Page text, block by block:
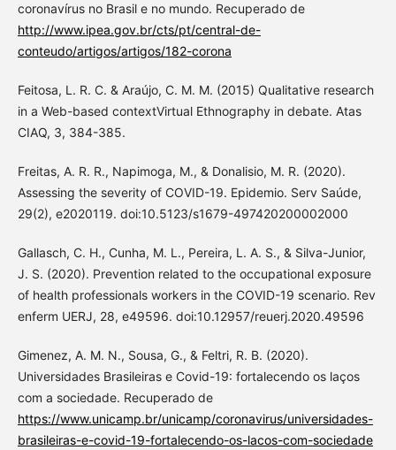
coronavírus no Brasil e no mundo. Recuperado de
http://www.ipea.gov.br/cts/pt/central-de-
conteudo/artigos/artigos/182-corona
Feitosa, L. R. C. & Araújo, C. M. M. (2015) Qualitative research
in a Web-based contextVirtual Ethnography in debate. Atas
CIAQ, 3, 384-385.
Freitas, A. R. R., Napimoga, M., & Donalisio, M. R. (2020).
Assessing the severity of COVID-19. Epidemio. Serv Saúde,
29(2), e2020119. doi:10.5123/s1679-497420200002000
Gallasch, C. H., Cunha, M. L., Pereira, L. A. S., & Silva-Junior,
J. S. (2020). Prevention related to the occupational exposure
of health professionals workers in the COVID-19 scenario. Rev
enferm UERJ, 28, e49596. doi:10.12957/reuerj.2020.49596
Gimenez, A. M. N., Sousa, G., & Feltri, R. B. (2020).
Universidades Brasileiras e Covid-19: fortalecendo os laços
com a sociedade. Recuperado de
https://www.unicamp.br/unicamp/coronavirus/universidades-
brasileiras-e-covid-19-fortalecendo-os-lacos-com-sociedade